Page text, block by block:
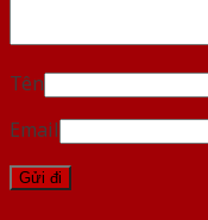
Tên
Email